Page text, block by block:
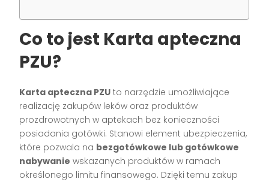
Co to jest Karta apteczna
PZU?
Karta apteczna PZU to narzędzie umożliwiające
realizację zakupów leków oraz produktów
prozdrowotnych w aptekach bez konieczności
posiadania gotówki. Stanowi element ubezpieczenia,
które pozwala na bezgotówkowe lub gotówkowe
nabywanie wskazanych produktów w ramach
określonego limitu finansowego. Dzięki temu zakup